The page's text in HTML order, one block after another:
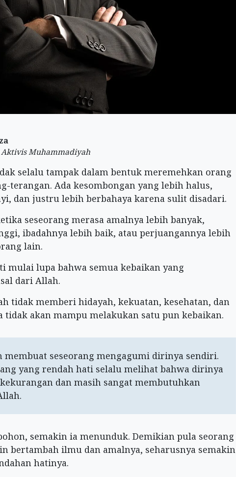
Aktivis Muhammadiyah
selalu tampak dalam bentuk meremehkan orang
terangan. Ada kesombongan yang lebih halus,
dan justru lebih berbahaya karena sulit disadari.
seseorang merasa amalnya lebih banyak,
ibadahnya lebih baik, atau perjuangannya lebih
lain.
mulai lupa bahwa semua kebaikan yang
dari Allah.
tidak memberi hidayah, kekuatan, kesehatan, dan
tidak akan mampu melakukan satu pun kebaikan.
membuat seseorang mengagumi dirinya sendiri.
yang rendah hati selalu melihat bahwa dirinya
dan masih sangat membutuhkan
semakin ia menunduk. Demikian pula seorang
bertambah ilmu dan amalnya, seharusnya semakin
hatinya.